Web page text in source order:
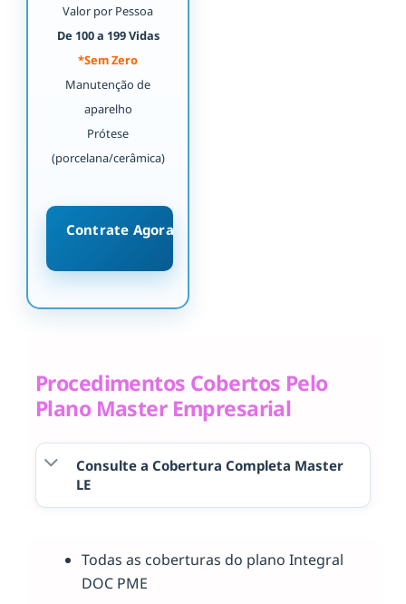
Valor por Pessoa
De 100 a 199 Vidas
*Sem Zero
Manutenção de
aparelho
Prótese
(porcelana/cerâmica)
Contrate Agora
Procedimentos Cobertos Pelo
Plano Master Empresarial
Consulte a Cobertura Completa Master
LE
Todas as coberturas do plano Integral
DOC PME